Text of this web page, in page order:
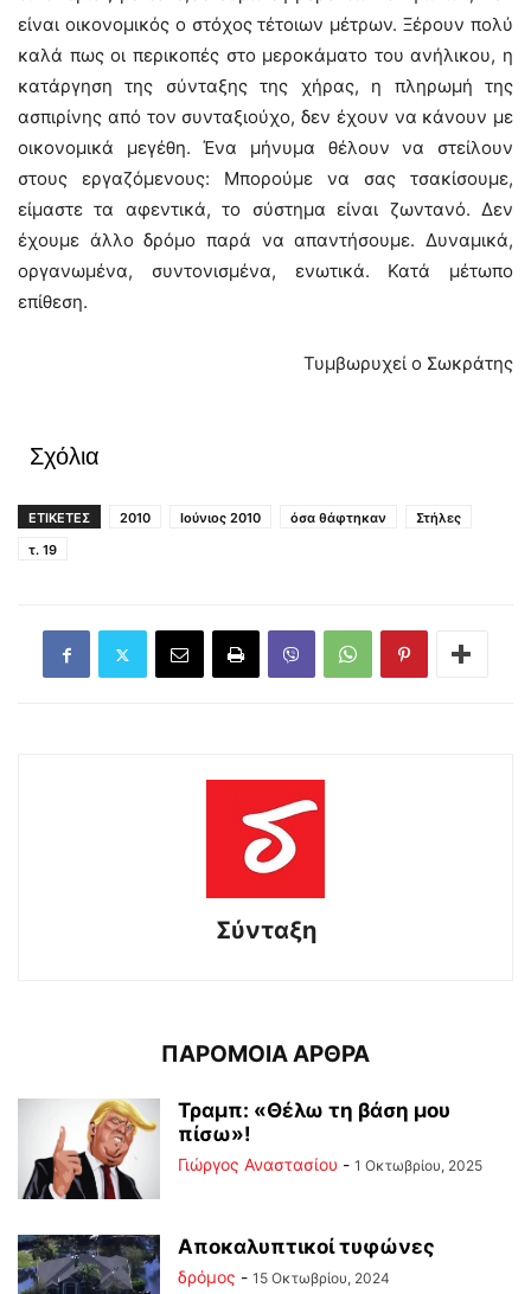
είναι οικονομικός ο στόχος τέτοιων μέτρων. Ξέρουν πολύ
καλά πως οι περικοπές στο μεροκάματο του ανήλικου, η
κατάργηση της σύνταξης της χήρας, η πληρωμή της
ασπιρίνης από τον συνταξιούχο, δεν έχουν να κάνουν με
οικονομικά μεγέθη. Ένα μήνυμα θέλουν να στείλουν
στους εργαζόμενους: Μπορούμε να σας τσακίσουμε,
είμαστε τα αφεντικά, το σύστημα είναι ζωντανό. Δεν
έχουμε άλλο δρόμο παρά να απαντήσουμε. Δυναμικά,
οργανωμένα, συντονισμένα, ενωτικά. Κατά μέτωπο
επίθεση.
Τυμβωρυχεί ο Σωκράτης
Σχόλια
ΕΤΙΚΕΤΕΣ 2010 Ιούνιος 2010 όσα θάφτηκαν
Στήλες
τ. 19
Σύνταξη
ΠΑΡΟΜΟΙΑ ΑΡΘΡΑ
Τραμπ: «Θέλω τη βάση μου
πίσω»!
Γιώργος Αναστασίου - 1 Οκτωβρίου, 2025
Αποκαλυπτικοί τυφώνες
δρόμος - 15 Οκτωβρίου, 2024